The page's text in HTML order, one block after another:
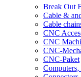
Break Out
Cable &
Cable
CNC
CNC
CNC-
CNC-Paket
Computers,